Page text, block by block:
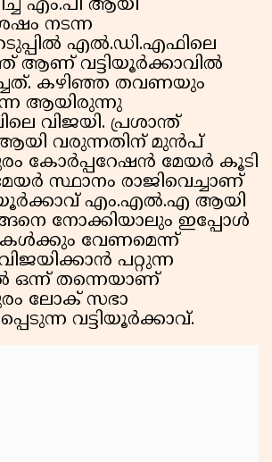
എം.പി ആയി
നടന്ന
എൽ.ഡി.എഫിലെ
ആണ് വട്ടിയൂർക്കാവിൽ
കഴിഞ്ഞ തവണയും
ആയിരുന്നു
വിജയി. പ്രശാന്ത്
വരുന്നതിന് മുൻപ്
കോർപ്പറേഷൻ മേയർ കൂടി
സ്ഥാനം രാജിവെച്ചാണ്
എം.എൽ.എ ആയി
നോക്കിയാലും ഇപ്പോൾ
വേണമെന്ന്
പറ്റുന്ന
ഒന്ന് തന്നെയാണ്
ലോക് സഭാ
വട്ടിയൂർക്കാവ്.